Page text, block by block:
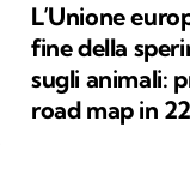
L’Unione
fine della
sugli animali:
road map in